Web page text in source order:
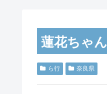
蓮花ちゃん
ら行 奈良県